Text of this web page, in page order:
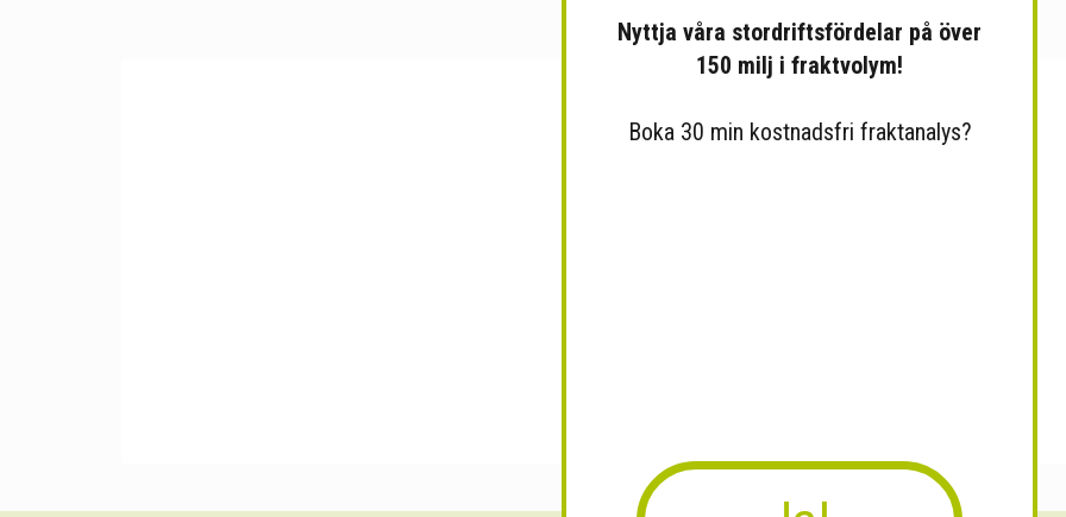
Nyttja våra stordriftsfördelar på över
150 milj i fraktvolym!
Boka 30 min kostnadsfri fraktanalys?